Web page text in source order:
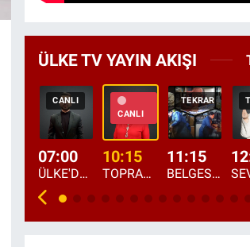
ÜLKE TV YAYIN AKIŞI
CANLI
07:00
ÜLKE'DE BU SABAH
CANLI
10:15
TOPRAKTAN SOFRAYA
TEKRAR
11:15
BELGESEL: "ÜLKE'NİN ALIN TERİ"